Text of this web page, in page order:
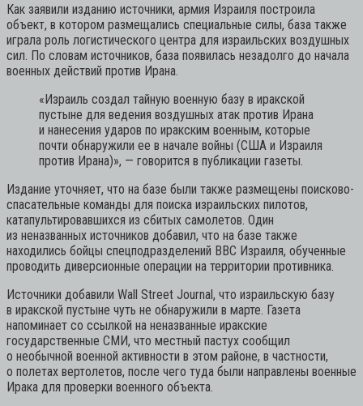
Как заявили изданию источники, армия Израиля построила
объект, в котором размещались специальные силы, база также
играла роль логистического центра для израильских воздушных
сил. По словам источников, база появилась незадолго до начала
военных действий против Ирана.
«Израиль создал тайную военную базу в иракской
пустыне для ведения воздушных атак против Ирана
и нанесения ударов по иракским военным, которые
почти обнаружили ее в начале войны (США и Израиля
против Ирана)», — говорится в публикации газеты.
Издание уточняет, что на базе были также размещены поисково-
спасательные команды для поиска израильских пилотов,
катапультировавшихся из сбитых самолетов. Один
из неназванных источников добавил, что на базе также
находились бойцы спецподразделений ВВС Израиля, обученные
проводить диверсионные операции на территории противника.
Источники добавили Wall Street Journal, что израильскую базу
в иракской пустыне чуть не обнаружили в марте. Газета
напоминает со ссылкой на неназванные иракские
государственные СМИ, что местный пастух сообщил
о необычной военной активности в этом районе, в частности,
о полетах вертолетов, после чего туда были направлены военные
Ирака для проверки военного объекта.